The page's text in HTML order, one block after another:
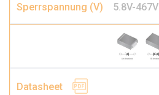
5.8V-467V